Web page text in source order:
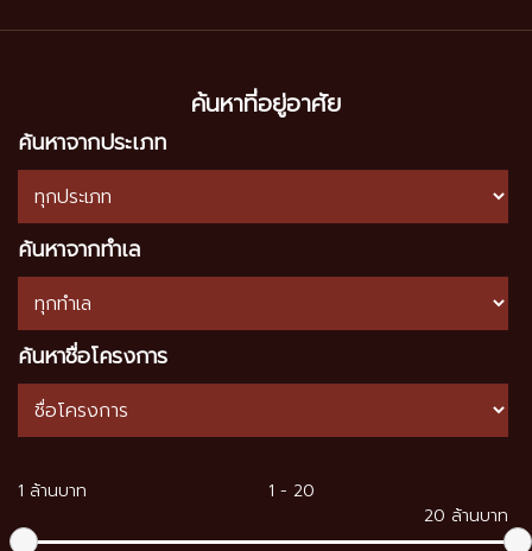
ค้นหาที่อยู่อาศัย
ค้นหาจากประเภท
ค้นหาจากทำเล
ค้นหาชื่อโครงการ
1 ล้านบาท
20 ล้านบาท